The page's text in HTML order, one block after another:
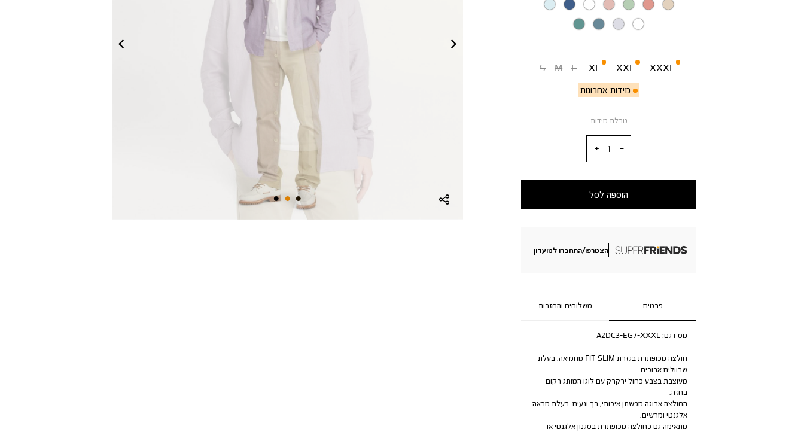
S M L
XL
מידות אחרונות
XXL XXXL
טבלת מידות
הוספה לסל
הצטרפו/התחברו למועדון
פרטים משלוחים והחזרות
מס דגם:A2DC3-EG7-XXXL
חולצה מכופתרת בגזרת FIT SLIM מחמיאה, בעלת
שרוולים ארוכים.
מעוצבת בצבע כחול ירקרק עם לוגו המותג רקום
בחזה.
החולצה ארוגה מפשתן איכותי, רך ונעים. בעלת מראה
אלגנטי ומרשים.
מתאימה גם כחולצה מכופתרת בסגנון אלגנטי או